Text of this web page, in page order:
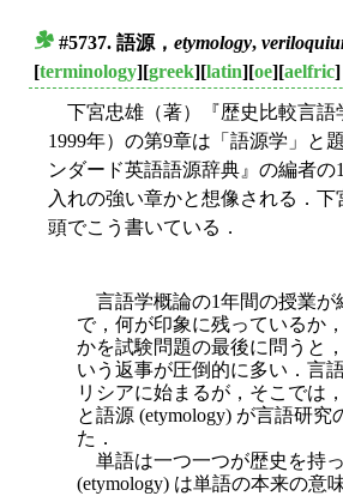
#5737. 語源， etymology,
[terminology][greek][latin][oe][aelfric]
下宮忠雄（著）『歴史比較言語
1999年）の第9章は「語源学」と
ンダード英語語源辞典』の編者の
入れの強い章かと想像される．下
頭でこう書いている．
言語学概論の1年間の授業が
で，何が印象に残っているか
かを試験問題の最後に問うと
いう返事が圧倒的に多い．言
リシアに始まるが，そこでは
と語源 (etymology) が言語研究
た．
単語は一つ一つが歴史を持
(etymology) は単語の本来の意